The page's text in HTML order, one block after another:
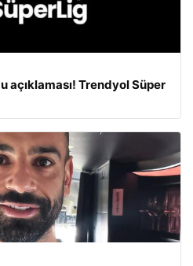
açıklaması! Trendyol Süper